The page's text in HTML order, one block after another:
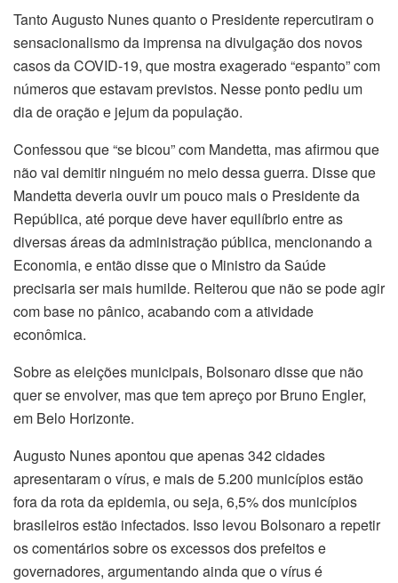
Tanto Augusto Nunes quanto o Presidente repercutiram o
sensacionalismo da imprensa na divulgação dos novos
casos da COVID-19, que mostra exagerado “espanto” com
números que estavam previstos. Nesse ponto pediu um
dia de oração e jejum da população.
Confessou que “se bicou” com Mandetta, mas afirmou que
não vai demitir ninguém no meio dessa guerra. Disse que
Mandetta deveria ouvir um pouco mais o Presidente da
República, até porque deve haver equilíbrio entre as
diversas áreas da administração pública, mencionando a
Economia, e então disse que o Ministro da Saúde
precisaria ser mais humilde. Reiterou que não se pode agir
com base no pânico, acabando com a atividade
econômica.
Sobre as eleições municipais, Bolsonaro disse que não
quer se envolver, mas que tem apreço por Bruno Engler,
em Belo Horizonte.
Augusto Nunes apontou que apenas 342 cidades
apresentaram o vírus, e mais de 5.200 municípios estão
fora da rota da epidemia, ou seja, 6,5% dos municípios
brasileiros estão infectados. Isso levou Bolsonaro a repetir
os comentários sobre os excessos dos prefeitos e
governadores, argumentando ainda que o vírus é